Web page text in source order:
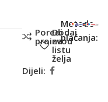
Poredi
proizvod
Dodaj
na
listu
želja
Dijeli:
Metode
plaćanja: